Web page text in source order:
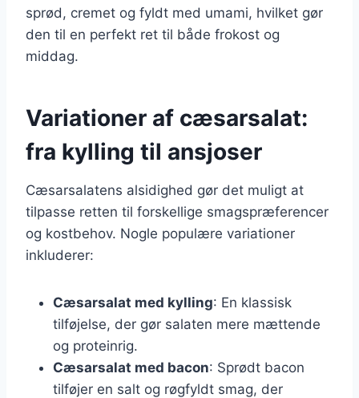
sprød, cremet og fyldt med umami, hvilket gør
den til en perfekt ret til både frokost og
middag.
Variationer af cæsarsalat:
fra kylling til ansjoser
Cæsarsalatens alsidighed gør det muligt at
tilpasse retten til forskellige smagspræferencer
og kostbehov. Nogle populære variationer
inkluderer:
Cæsarsalat med kylling: En klassisk
tilføjelse, der gør salaten mere mættende
og proteinrig.
Cæsarsalat med bacon: Sprødt bacon
tilføjer en salt og røgfyldt smag, der